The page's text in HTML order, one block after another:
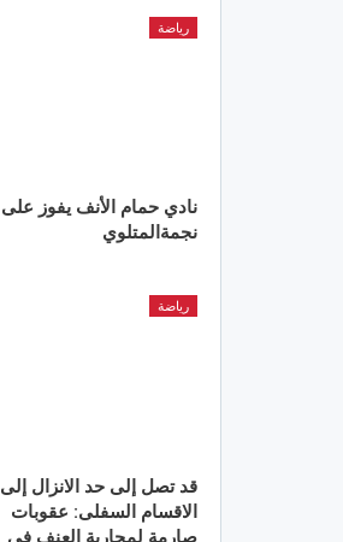
رياضة
نادي حمام الأنف يفوز على
نجمةالمتلوي
رياضة
قد تصل إلى حد الانزال إلى
الاقسام السفلى: عقوبات
صارمة لمحاربة العنف في